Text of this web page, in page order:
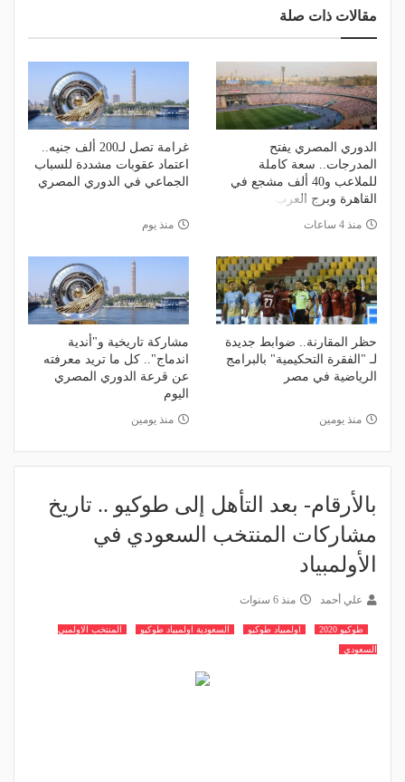
مقالات ذات صلة
الدوري المصري يفتح
المدرجات.. سعة كاملة
للملاعب و40 ألف مشجع في
القاهرة وبرج العرب
منذ 4 ساعات
غرامة تصل لـ200 ألف جنيه..
اعتماد عقوبات مشددة للسباب
الجماعي في الدوري المصري
منذ يوم
حظر المقارنة.. ضوابط جديدة
لـ "الفقرة التحكيمية" بالبرامج
الرياضية في مصر
منذ يومين
مشاركة تاريخية و"أندية
اندماج".. كل ما تريد معرفته
عن قرعة الدوري المصري
اليوم
منذ يومين
بالأرقام- بعد التأهل إلى طوكيو .. تاريخ
مشاركات المنتخب السعودي في
الأولمبياد
علي أحمد منذ 6 سنوات
طوكيو 2020 اولمبياد طوكيو السعودية اولمبياد طوكيو
المنتخب الاولمبي
السعودي